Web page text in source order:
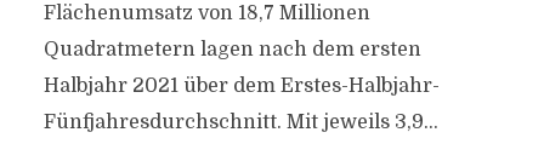
Flächenumsatz von 18,7 Millionen
Quadratmetern lagen nach dem ersten
Halbjahr 2021 über dem Erstes-Halbjahr-
Fünfjahresdurchschnitt. Mit jeweils 3,9...